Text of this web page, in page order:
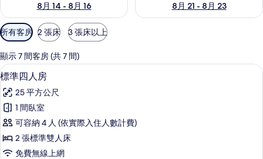
8月 14 - 8月 16
8月 21 - 8月 23
可
用
的
客
房
篩
選
條
所有客房 2 張床 3 張床以上
顯示 7 間客房 (共 7 間)
顯
示
標
準
四
人
標準四人房 | 遮光布/窗簾、免費無線
4
標準四人房
25 平方公尺
1 間臥室
可容納 4 人 (依實際入住人數計費)
2 張標準雙人床
免費無線上網